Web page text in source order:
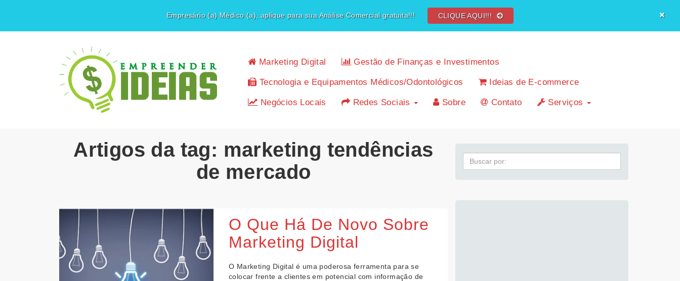
Empresário (a) Médico (a), aplique para sua Análise Comercial gratuita!!! CLIQUE AQUI!!!
Marketing Digital Gestão de Finanças e Investimentos
Tecnologia e Equipamentos Médicos/Odontológicos Ideias de E-commerce
Negócios Locais Redes Sociais Sobre Contato Serviços
Artigos da tag: marketing tendências
de mercado
O Que Há De Novo Sobre
Marketing Digital
O Marketing Digital é uma poderosa ferramenta para se
colocar frente a clientes em potencial com informação de
Pesquisa